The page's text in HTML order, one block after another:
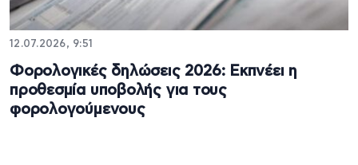
12.07.2026, 9:51
Φορολογικές δηλώσεις 2026: Εκπνέει η
προθεσμία υποβολής για τους
φορολογούμενους